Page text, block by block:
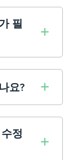
필
요?
정